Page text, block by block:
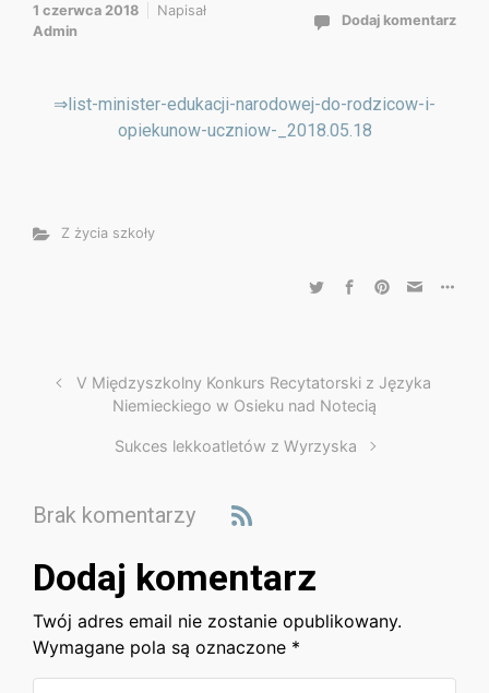
1 czerwca 2018
Napisał
Admin
Dodaj komentarz
⇒list-minister-edukacji-narodowej-do-rodzicow-i-
opiekunow-uczniow-_2018.05.18
Z życia szkoły
V Międzyszkolny Konkurs Recytatorski z Języka
Niemieckiego w Osieku nad Notecią
Sukces lekkoatletów z Wyrzyska
Brak komentarzy
Dodaj komentarz
Twój adres email nie zostanie opublikowany.
Wymagane pola są oznaczone *